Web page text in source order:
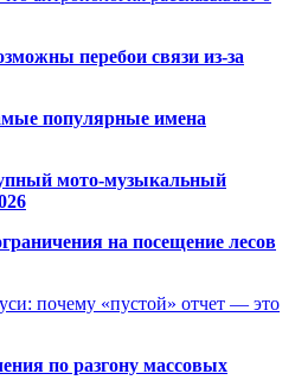
перебои связи из-за
популярные имена
мото-музыкальный
на посещение лесов
почему «пустой» отчет — это
по разгону массовых